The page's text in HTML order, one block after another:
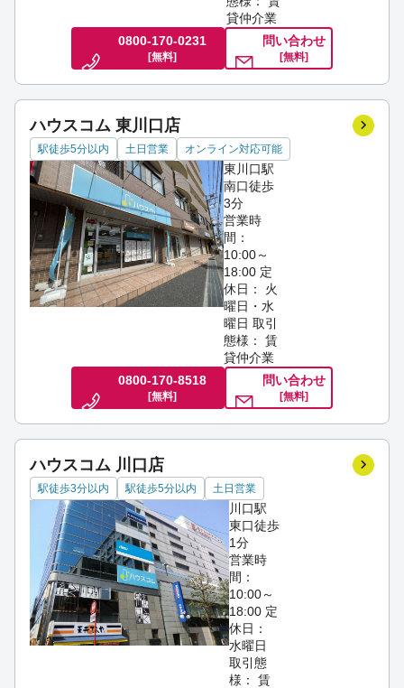
貸仲介業
0800-170-0231
[無料]
問い合わせ
[無料]
ハウスコム 東川口店
駅徒歩5分以内 土日営業 オンライン対応可能
東川口駅
南口徒歩
3分
営業時
間：
10:00～
18:00 定
休日： 火
曜日・水
曜日取引
態様： 賃
貸仲介業
0800-170-8518
[無料]
問い合わせ
[無料]
ハウスコム 川口店
駅徒歩3分以内 駅徒歩5分以内 土日営業
川口駅
東口徒歩
1分
営業時
間：
10:00～
18:00 定
休日：
水曜日
取引態
様： 賃